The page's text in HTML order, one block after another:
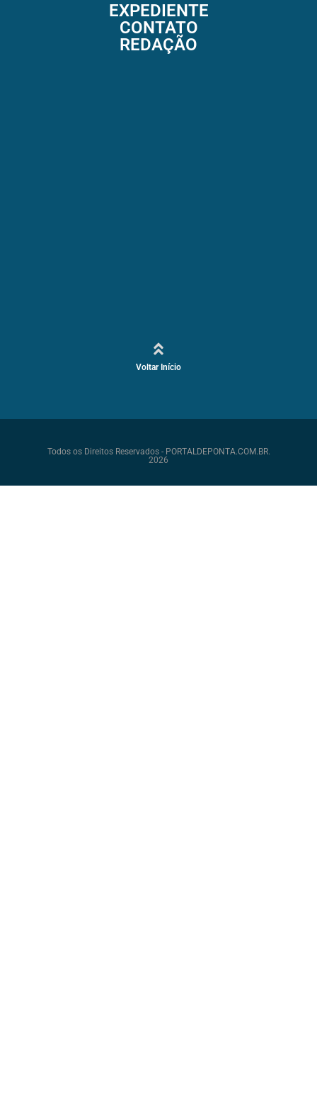
EXPEDIENTE
CONTATO
REDAÇÃO
Voltar Início
Todos os Direitos Reservados - PORTALDEPONTA.COM.BR.
2026